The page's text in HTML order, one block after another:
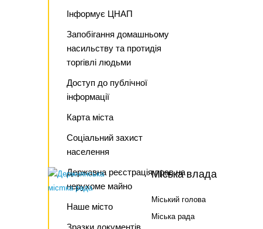
Інформує ЦНАП
Запобігання домашньому
насильству та протидія
торгівлі людьми
Доступ до публічної
інформації
Карта міста
Соціальний захист
населення
Державна реєстрація прав на
нерухоме майно
Наше місто
Зразки документів
Міська влада
Міський голова
Міська рада